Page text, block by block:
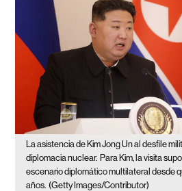
La asistencia de Kim Jong Un al desfile
diplomacia nuclear. Para Kim, la visita
escenario diplomático multilateral desde
años. (Getty Images/Contributor)